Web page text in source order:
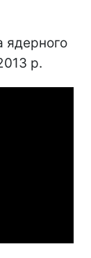
ядерного
р.